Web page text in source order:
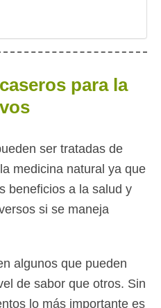
para la
ser tratadas de
medicina natural ya que
beneficios a la salud y
si se maneja
algunos que pueden
de sabor que otros. Sin
lo más importante es